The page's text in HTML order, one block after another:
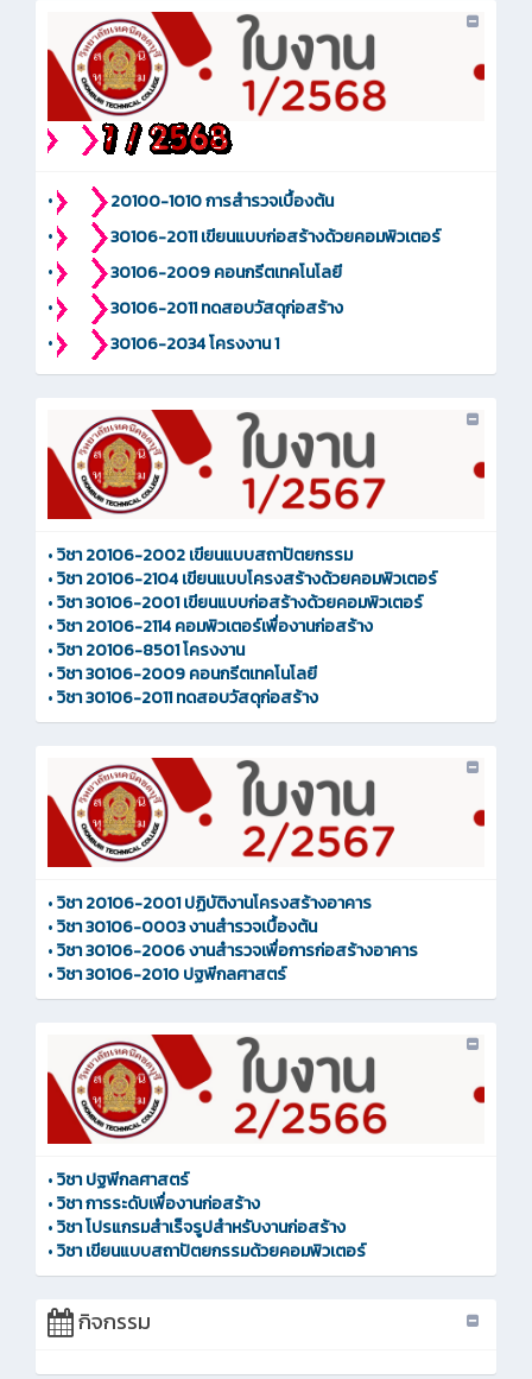
•
20100-1010 การสำรวจเบื้องต้น
•
30106-2011 เขียนแบบก่อสร้างด้วยคอมพิวเตอร์
•
30106-2009 คอนกรีตเทคโนโลยี
•
30106-2011 ทดสอบวัสดุก่อสร้าง
•
30106-2034 โครงงาน 1
•วิชา 20106-2002 เขียนแบบสถาปัตยกรรม
•วิชา 20106-2104 เขียนแบบโครงสร้างด้วยคอมพิวเตอร์
•วิชา 30106-2001 เขียนแบบก่อสร้างด้วยคอมพิวเตอร์
•วิชา 20106-2114 คอมพิวเตอร์เพื่องานก่อสร้าง
•วิชา 20106-8501 โครงงาน
•วิชา 30106-2009 คอนกรีตเทคโนโลยี
•วิชา 30106-2011 ทดสอบวัสดุก่อสร้าง
•วิชา 20106-2001 ปฏิบัติงานโครงสร้างอาคาร
•วิชา 30106-0003 งานสำรวจเบื้องต้น
•วิชา 30106-2006 งานสำรวจเพื่อการก่อสร้างอาคาร
•วิชา 30106-2010 ปฐพีกลศาสตร์
•วิชา ปฐพีกลศาสตร์
•วิชา การระดับเพื่องานก่อสร้าง
•วิชา โปรแกรมสำเร็จรูปสำหรับงานก่อสร้าง
•วิชา เขียนแบบสถาปัตยกรรมด้วยคอมพิวเตอร์
กิจกรรม